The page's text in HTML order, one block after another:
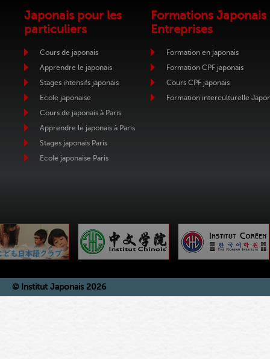
Japonais pour les
particuliers
Cours de japonais
Apprendre le japonais
Stages intensifs japonais
Ecole japonaise
Cours de japonais à Paris
Apprendre le japonais à Paris
Stages japonais Paris
Ecole japonaise Paris
Formations Japonais
Entreprises
Formation en japonais
Formation CPF japonais
Cours CPF japonais
Formation interculturelle
© Institut Japonais 2026